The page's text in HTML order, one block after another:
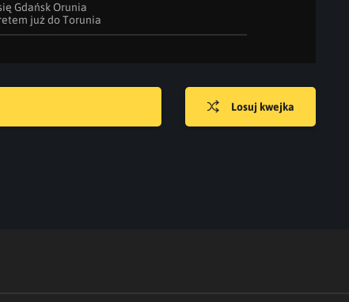
Gdańsk Orunia
już do Torunia
Losuj kwejka